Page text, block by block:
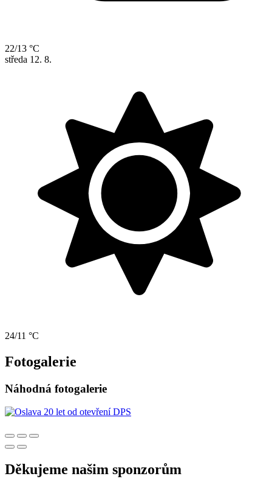
22/13 °C
středa 12. 8.
24/11 °C
Fotogalerie
Náhodná fotogalerie
Děkujeme našim sponzorům